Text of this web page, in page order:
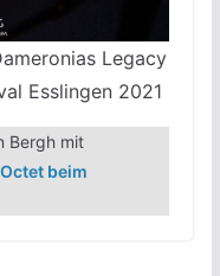
Legacy
Esslingen 2021
Bergh mit
beim